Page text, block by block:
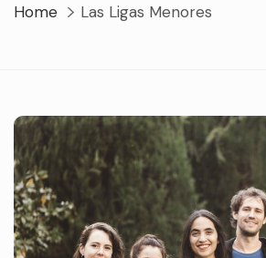
Home Las Ligas Menores